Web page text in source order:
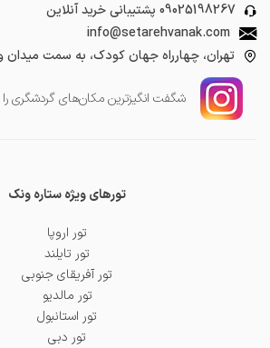
09025198267 پشتیبانی خرید آنلاین
info@setarehvanak.com
تهران، چهارراه جهان کودک، به سمت میدان
شگفت انگیز‌ترین مکان‌های گردشگری را
تورهای ویژه ستاره ونک
تور اروپا
تور تایلند
تور آفریقای جنوبی
تور مالدیو
تور استانبول
تور دبی